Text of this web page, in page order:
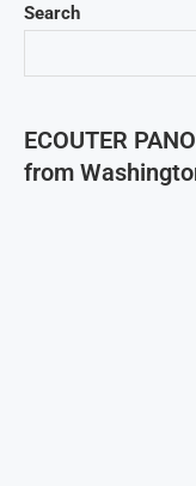
Search
ECOUTER
from